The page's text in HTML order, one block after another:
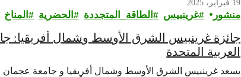
19 فبراير، 2025
منشور غرينبيس‎ الطاقة_المتجددة الحضرية المناخ
العربية المتحدة
يسعد غرينبيس الشرق الأوسط وشمال أفريقيا و جامعة عجمان